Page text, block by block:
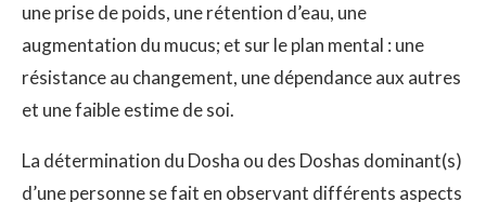
une prise de poids, une rétention d’eau, une
augmentation du mucus; et sur le plan mental : une
résistance au changement, une dépendance aux autres
et une faible estime de soi.
La détermination du Dosha ou des Doshas dominant(s)
d’une personne se fait en observant différents aspects